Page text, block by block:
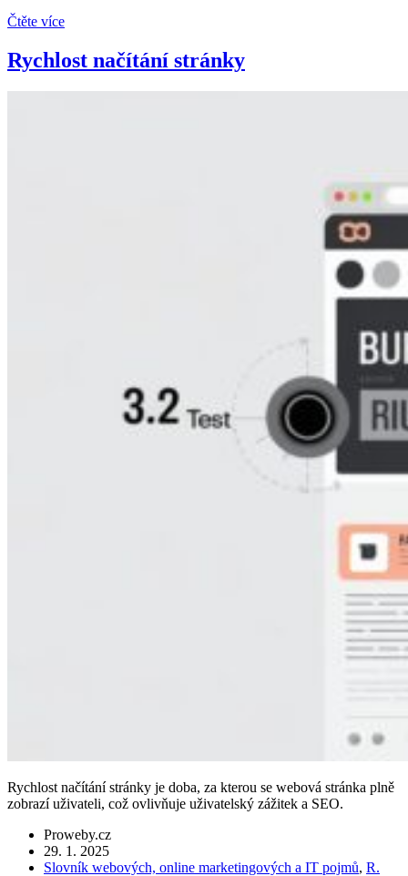
Čtěte více
Rychlost načítání stránky
Rychlost načítání stránky je doba, za kterou se webová stránka plně
zobrazí uživateli, což ovlivňuje uživatelský zážitek a SEO.
Proweby.cz
29. 1. 2025
Slovník webových, online marketingových a IT pojmů, R.